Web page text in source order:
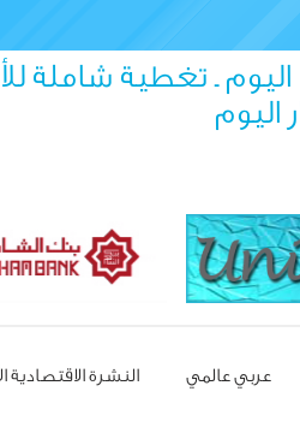
اليوم ـ تغطية شاملة
اليوم
عربي عالمي النشرة الاقتصادية